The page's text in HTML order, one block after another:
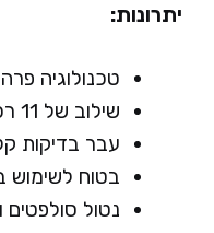
יתרונות:
טכנולוגיה
שילוב של 11 רכיבים פעילים כולל 5 סוגי חומצות AHA ממקורות טבעיים
עבר בדיקות קליניות על 50 נבדקים עם עור רגיש
בטוח לשימוש
נטול סולפטים